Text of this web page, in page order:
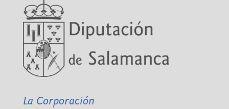
La Corporación